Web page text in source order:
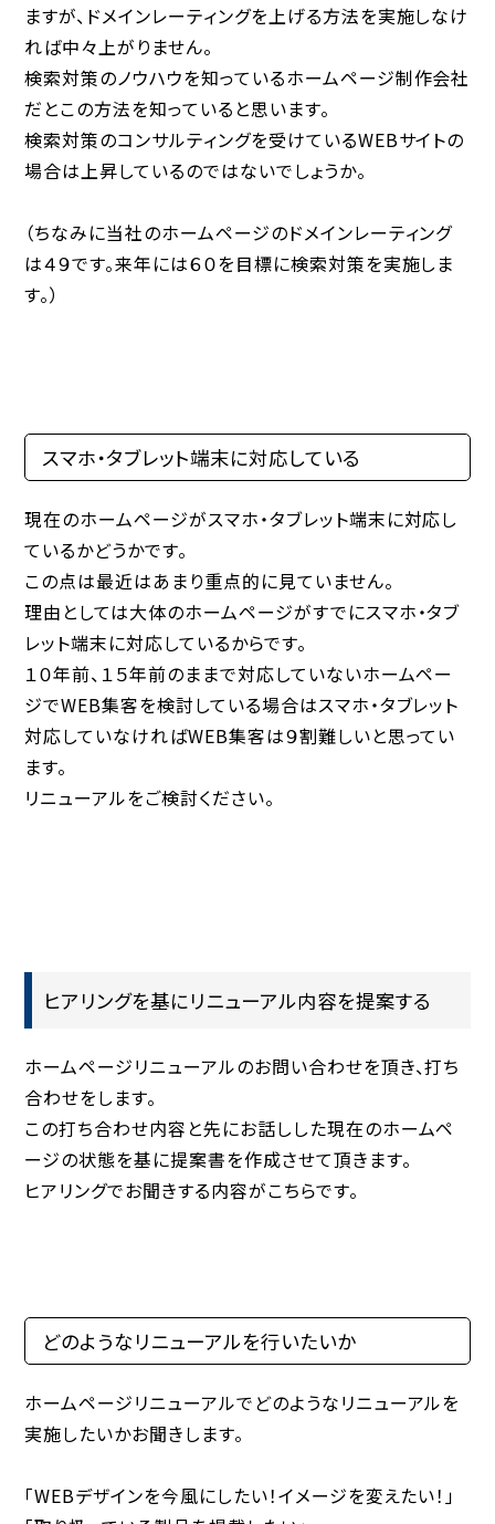
ますが、ドメインレーティングを上げる方法を実施しなけ
れば中々上がりません。
検索対策のノウハウを知っているホームページ制作会社
だとこの方法を知っていると思います。
検索対策のコンサルティングを受けているWEBサイトの
場合は上昇しているのではないでしょうか。
（ちなみに当社のホームページのドメインレーティング
は４９です。来年には６０を目標に検索対策を実施しま
す。）
スマホ・タブレット端末に対応している
現在のホームページがスマホ・タブレット端末に対応し
ているかどうかです。
この点は最近はあまり重点的に見ていません。
理由としては大体のホームページがすでにスマホ・タブ
レット端末に対応しているからです。
１０年前、１５年前のままで対応していないホームペー
ジでWEB集客を検討している場合はスマホ・タブレット
対応していなければWEB集客は９割難しいと思ってい
ます。
リニューアルをご検討ください。
ヒアリングを基にリニューアル内容を提案する
ホームページリニューアルのお問い合わせを頂き、打ち
合わせをします。
この打ち合わせ内容と先にお話しした現在のホームペ
ージの状態を基に提案書を作成させて頂きます。
ヒアリングでお聞きする内容がこちらです。
どのようなリニューアルを行いたいか
ホームページリニューアルでどのようなリニューアルを
実施したいかお聞きします。
「WEBデザインを今風にしたい！イメージを変えたい！」